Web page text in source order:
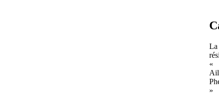
La
«
»